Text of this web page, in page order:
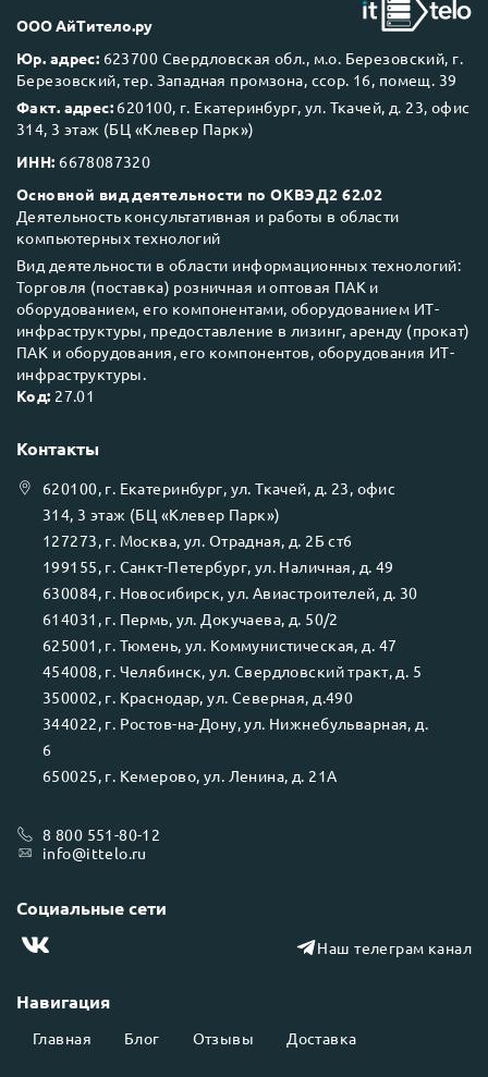
Next Business Day (NBD)
ООО АйТитело.ру
Юр. адрес: 623700 Свердловская обл., м.о. Березовский, г.
Березовский, тер. Западная промзона, ссор. 16, помещ. 39
Факт. адрес: 620100, г. Екатеринбург, ул. Ткачей, д. 23, офис
314, 3 этаж (БЦ «Клевер Парк»)
ИНН: 6678087320
Основной вид деятельности по ОКВЭД2 62.02
Деятельность консультативная и работы в области
компьютерных технологий
Вид деятельности в области информационных технологий:
Торговля (поставка) розничная и оптовая ПАК и
оборудованием, его компонентами, оборудованием ИТ-
инфраструктуры, предоставление в лизинг, аренду (прокат)
ПАК и оборудования, его компонентов, оборудования ИТ-
инфраструктуры.
Код: 27.01
Навигация
Главная Блог Отзывы Доставка
Контакты
620100, г. Екатеринбург, ул.Ткачей, д. 23, офис
314, 3 этаж (БЦ «Клевер Парк»)
127273, г. Москва, ул. Отрадная, д. 2Б ст6
199155, г. Санкт-Петербург, ул. Наличная, д. 49
630084, г. Новосибирск, ул. Авиастроителей, д. 30
614031 , г. Пермь, ул. Докучаева, д. 50/2
625001 , г. Тюмень, ул. Коммунистическая, д. 47
454008, г. Челябинск, ул. Свердловский тракт, д. 5
350002, г. Краснодар, ул. Северная, д.490
344022, г. Ростов-на-Дону, ул. Нижнебульварная, д.
6
650025, г. Кемерово, ул. Ленина, д. 21А
8 800 551-80-12
info@ittelo.ru
Социальные сети
Наш телеграм канал